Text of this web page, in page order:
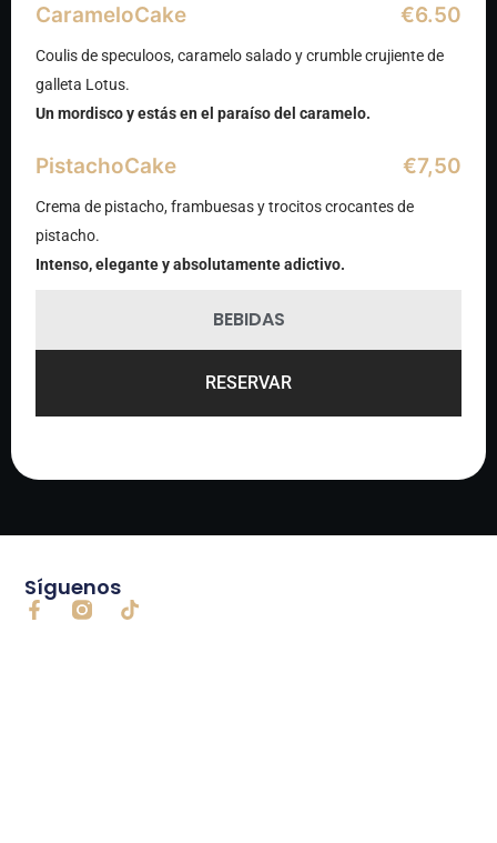
BEBIDAS
CarameloCake €6.50
Coulis de speculoos, caramelo salado y crumble crujiente de
galleta Lotus.
Un mordisco y estás en el paraíso del caramelo.
PistachoCake €7,50
Crema de pistacho, frambuesas y trocitos crocantes de
pistacho.
Intenso, elegante y absolutamente adictivo.
RESERVAR
Síguenos